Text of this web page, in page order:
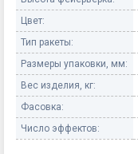
Цвет:
Тип ракеты:
Размеры упаковки, мм:
Вес изделия, кг:
Фасовка:
Число эффектов: